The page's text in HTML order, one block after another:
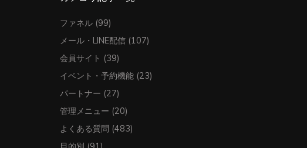
ファネル (99)
メール・LINE配信 (107)
会員サイト (39)
イベント・予約機能 (23)
パートナー (27)
管理メニュー (20)
よくある質問 (483)